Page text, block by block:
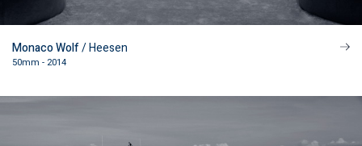
Monaco Wolf/ Heesen
50mm - 2014